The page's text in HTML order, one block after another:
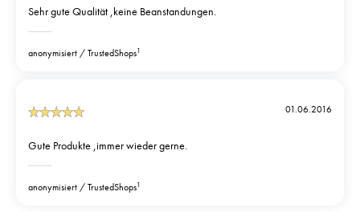
Sehr gute Qualität ,keine Beanstandungen.
anonymisiert TrustedShops1
01.06.2016
Gute Produkte ,immer wieder gerne.
anonymisiert TrustedShops1